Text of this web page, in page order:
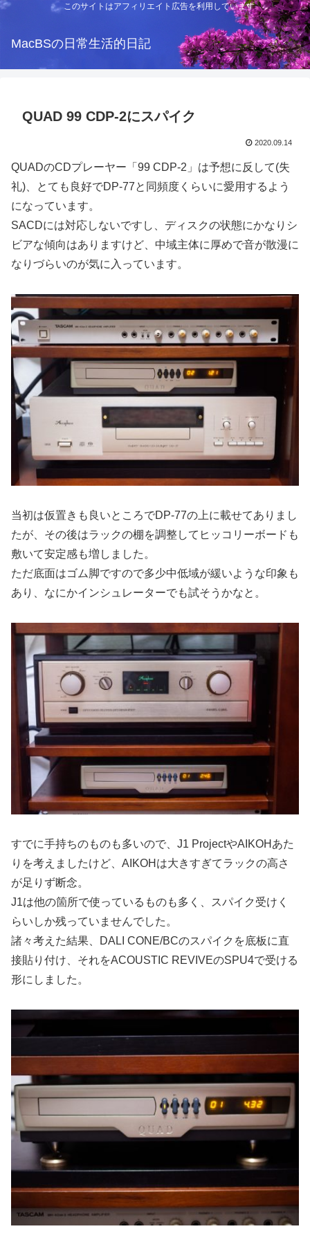
このサイトはアフィリエイト広告を利用しています
MacBSの日常生活的日記
QUAD 99 CDP-2にスパイク
2020.09.14
QUADのCDプレーヤー「99 CDP-2」は予想に反して(失
礼)、とても良好でDP-77と同頻度くらいに愛用するよう
になっています。
SACDには対応しないですし、ディスクの状態にかなりシ
ビアな傾向はありますけど、中域主体に厚めで音が散漫に
なりづらいのが気に入っています。
当初は仮置きも良いところでDP-77の上に載せてありまし
たが、その後はラックの棚を調整してヒッコリーボードも
敷いて安定感も増しました。
ただ底面はゴム脚ですので多少中低域が緩いような印象も
あり、なにかインシュレーターでも試そうかなと。
すでに手持ちのものも多いので、J1 ProjectやAIKOHあた
りを考えましたけど、AIKOHは大きすぎてラックの高さ
が足りず断念。
J1は他の箇所で使っているものも多く、スパイク受けく
らいしか残っていませんでした。
諸々考えた結果、DALI CONE/BCのスパイクを底板に直
接貼り付け、それをACOUSTIC REVIVEのSPU4で受ける
形にしました。